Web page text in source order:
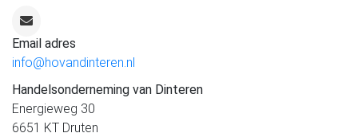
Email adres
info@hovandinteren.nl
Handelsonderneming van Dinteren
Energieweg 30
6651 KT Druten